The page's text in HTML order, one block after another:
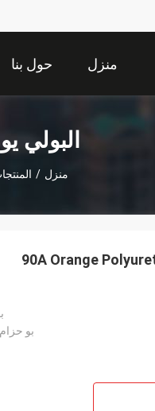
منزل حول بنا
البولي
منزل /
90A Orange Polyurethane Round Belt Urethane Round Belting With
بو